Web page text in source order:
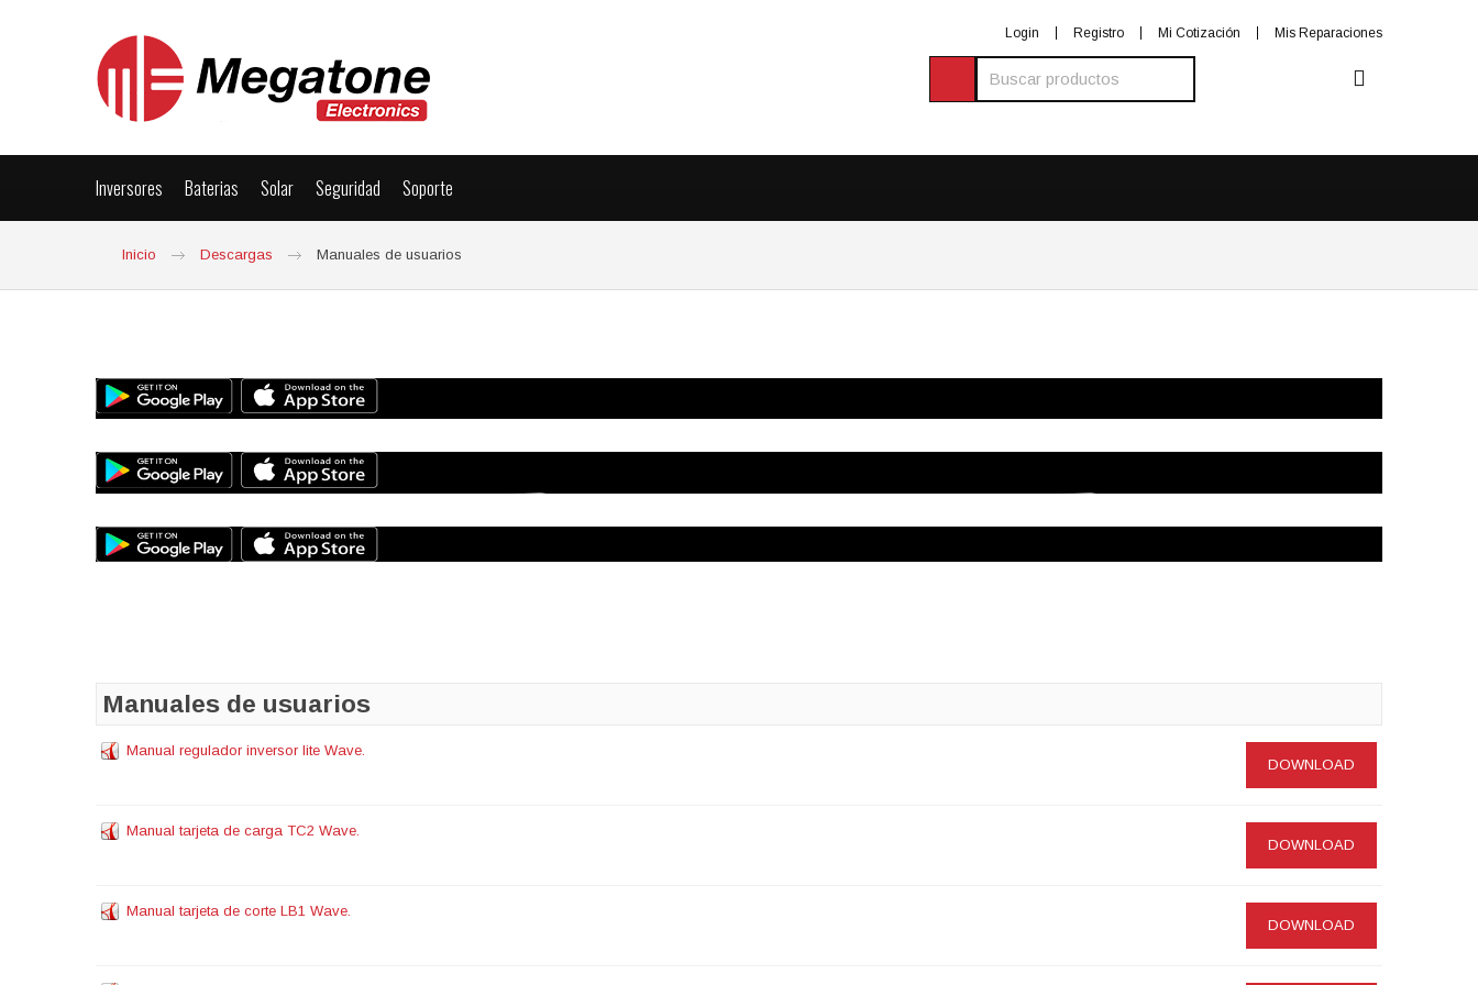
Login Registro Mi Cotización Mis Reparaciones
Inversores Baterias Solar Seguridad Soporte
Inicio Descargas Manuales de usuarios
Manuales de usuarios
Manual regulador inversor lite Wave.
DOWNLOAD
Manual tarjeta de carga TC2 Wave.
DOWNLOAD
Manual tarjeta de corte LB1 Wave.
DOWNLOAD